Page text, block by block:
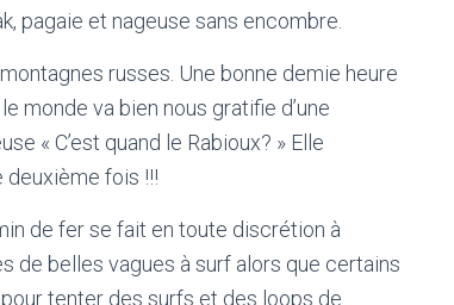
pagaie et nageuse sans encombre.
russes. Une bonne demie heure
monde va bien nous gratifie d’une
« C’est quand le Rabioux? » Elle
fois !!!
de fer se fait en toute discrétion à
de belles vagues à surf alors que certains
tenter des surfs et des loops de